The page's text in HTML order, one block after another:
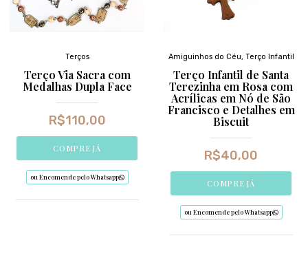
Terços
Terço Via Sacra com
Medalhas Dupla Face
R$110,00
COMPRE JÁ
ou Encomende pelo Whatsapp
Amiguinhos do Céu, Terço Infantil
Terço Infantil de Santa
Terezinha em Rosa com
Acrílicas em Nó de São
Francisco e Detalhes em
Biscuit
R$40,00
COMPRE JÁ
ou Encomende pelo Whatsapp